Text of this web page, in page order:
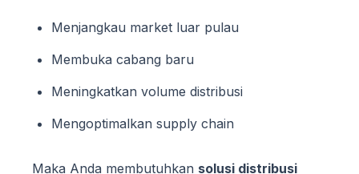
Menjangkau market luar pulau
Membuka cabang baru
Meningkatkan volume distribusi
Mengoptimalkan supply chain
Maka Anda membutuhkan solusi distribusi